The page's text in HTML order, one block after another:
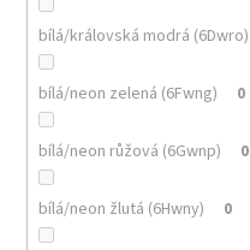
bílá/královská modrá (6Dwro)
bílá/neon zelená (6Fwng) 0
bílá/neon růžová (6Gwnp) 0
bílá/neon žlutá (6Hwny) 0